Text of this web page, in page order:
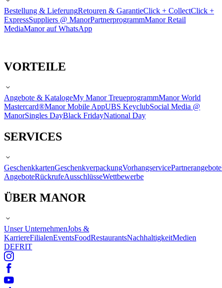
Bestellung & LieferungRetouren & GarantieClick + CollectClick +
ExpressSuppliers @ ManorPartnerprogrammManor Retail
MediaManor auf WhatsApp
VORTEILE
Angebote & KatalogeMy Manor TreueprogrammManor World
Mastercard®Manor Mobile AppUBS KeyclubSocial Media @
ManorSingles DayBlack FridayNational Day
SERVICES
GeschenkkartenGeschenkverpackungVorhangservicePartnerangebote
AngeboteRückrufeAusschlüsseWettbewerbe
ÜBER MANOR
Unser UnternehmenJobs &
KarriereFilialenEventsFoodRestaurantsNachhaltigkeitMedien
DEFRIT